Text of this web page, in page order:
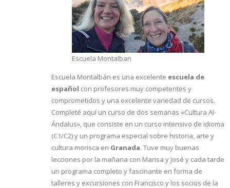
Escuela Montalban
Escuela Montalbán es una excelente escuela de
español con profesores muy competentes y
comprometidos y una excelente variedad de cursos.
Completé aquí un curso de dos semanas «Cultura Al-
Ándalus», que consiste en un curso intensivo de idioma
(C1/C2) y un programa especial sobre historia, arte y
cultura morisca en Granada. Tuve muy buenas
lecciones por la mañana con Marisa y José y cada tarde
un programa completo y fascinante en forma de
talleres y excursiones con Francisco y los socios de la